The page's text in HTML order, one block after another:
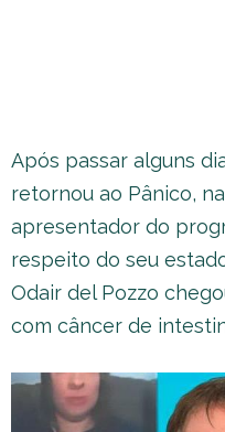
Após passar alguns
retornou ao Pânico,
apresentador do
respeito do seu
Odair del Pozzo
com câncer de